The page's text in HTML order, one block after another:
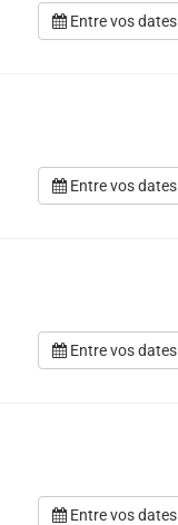
Entre vos dates
Entre vos dates
Entre vos dates
Entre vos dates